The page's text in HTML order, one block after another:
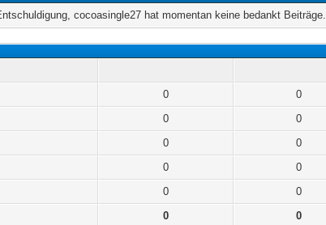
cocoasingle27 hat momentan keine bedankt Beiträge.
0
0
0
0
0
0
0
0
0
0
0
0